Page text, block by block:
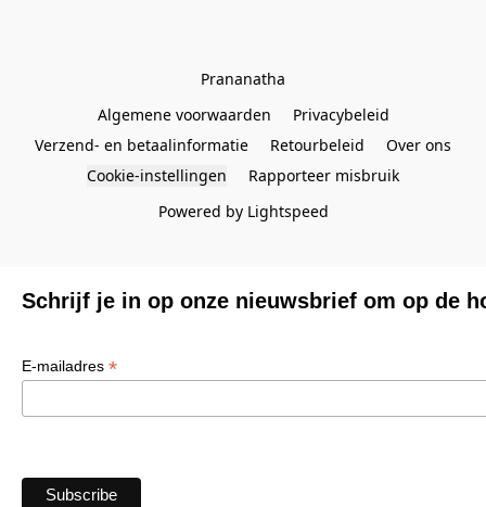
Prananatha
Algemene voorwaarden
Privacybeleid
Verzend- en betaalinformatie
Retourbeleid
Over ons
Cookie-instellingen
Rapporteer misbruik
Powered by Lightspeed
Schrijf je in op onze nieuwsbrief om op de
E-mailadres *